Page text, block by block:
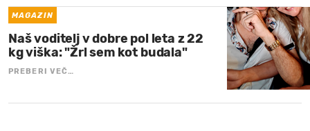
MAGAZIN
Naš voditelj v dobre pol leta z 22
kg viška: "Žrl sem kot budala"
PREBERI VEČ…